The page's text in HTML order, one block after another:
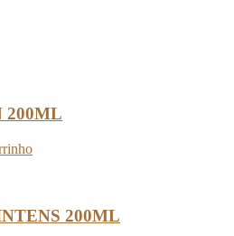
200ML
200ML